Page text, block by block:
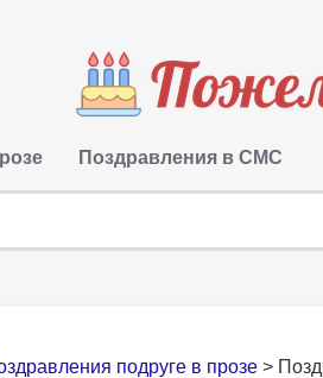
Поздравления в СМС
подруге в прозе >